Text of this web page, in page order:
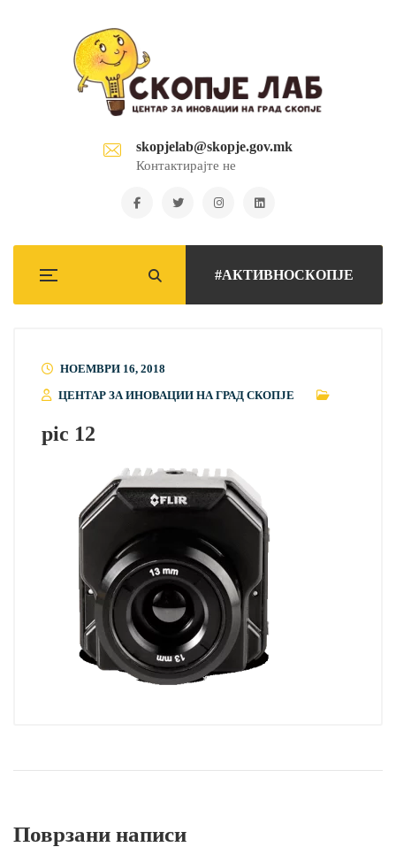
skopjelab@skopje.gov.mk
Контактирајте не
#АКТИВНОСКОПЈЕ
НОЕМВРИ 16, 2018
ЦЕНТАР ЗА ИНОВАЦИИ НА ГРАД СКОПЈЕ
pic 12
Поврзани написи